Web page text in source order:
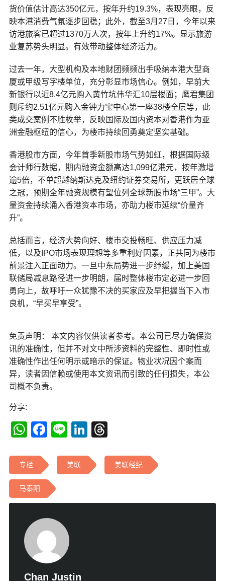
货价值估计高达350亿元，按年升约19.3%，表现亮眼，反
映本港消费气氛逐步回稳；此外，截至3月27日，今年以来
访港旅客已超过1370万人次，按年上升约17%。显示旅游
业复苏势头明显。有效带动整体经济活力。
过去一年，大型机构及本地财团频频出手吸纳本港大型商
厦或甲级写字楼单位，充分彰显市场信心。例如，早前大
新银行以近8.4亿元购入黄竹坑伟华汇10层楼面；鹰君集团
则斥约2.51亿元购入金钟力宝中心第一座38楼全层等，此
类成交案例不胜枚举，反映国际及国内资本对香港作为亚
洲金融枢纽的信心，为楼市持续回勇奠定坚实基础。
香港股市方面，今年首季新股市场气势如虹，根据国际级
会计师行数据，期内融资金额高达1,099亿港元，按年激增
逾5倍，不单超越纳斯达克及纽约证券交易所，更跃居全球
之冠，预期全年融资规模有望位列全球新股市场“三甲”。大
量资金持续涌入香港资本市场，亦助力楼市延续“价量齐
升”。
总括而言，经济大势向好、楼市交投畅旺、供应压力减
低，以及IPO市场表现理想等多重利好因素，正共同为楼市
前景注入正面动力。一旦中东局势进一步纾缓，加上美国
联储局减息路径进一步明朗，届时整体楼市定必进一步回
勇向上，故呼吁一众犹豫不决的买家应及早把握当下入市
良机，“早买早享受”。
免责声明： 本文内容仅供读者参考。本公司已尽力确保资
讯的准确性，但并不对文中所涉资料的完整性、即时性或
准确性作出任何明示或暗示的保证。物业状况因个案而
异，读者因信赖或使用本文资讯而引致的任何损失，本公
司概不负责。
分享:
WhatsApp
Facebook
LineLinkedIn
专栏 美联 美联经纪
马泰阳
Chan Justin